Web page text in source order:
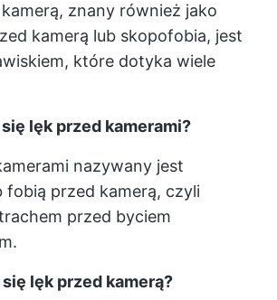
znany również jako
kamerą lub skopofobia, jest
które dotyka wiele
lęk przed kamerami?
nazywany jest
fobią przed kamerą, czyli
przed byciem
lęk przed kamerą?